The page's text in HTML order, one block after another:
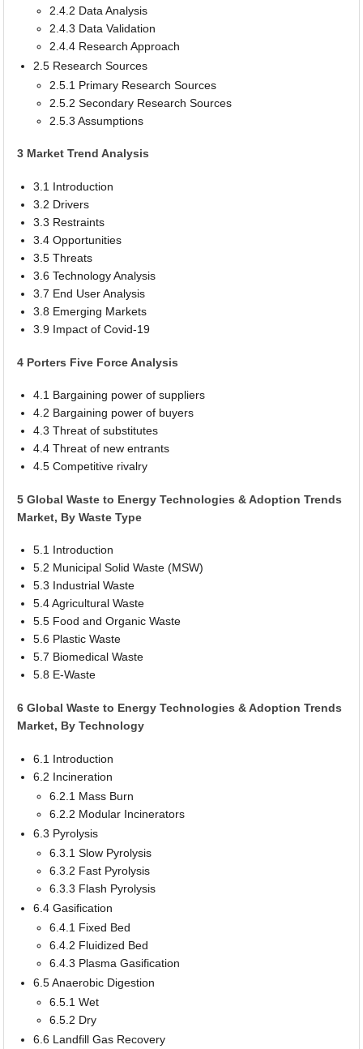
2.4.2 Data Analysis
2.4.3 Data Validation
2.4.4 Research Approach
2.5 Research Sources
2.5.1 Primary Research Sources
2.5.2 Secondary Research Sources
2.5.3 Assumptions
3 Market Trend Analysis
3.1 Introduction
3.2 Drivers
3.3 Restraints
3.4 Opportunities
3.5 Threats
3.6 Technology Analysis
3.7 End User Analysis
3.8 Emerging Markets
3.9 Impact of Covid-19
4 Porters Five Force Analysis
4.1 Bargaining power of suppliers
4.2 Bargaining power of buyers
4.3 Threat of substitutes
4.4 Threat of new entrants
4.5 Competitive rivalry
5 Global Waste to Energy Technologies & Adoption Trends
Market, By Waste Type
5.1 Introduction
5.2 Municipal Solid Waste (MSW)
5.3 Industrial Waste
5.4 Agricultural Waste
5.5 Food and Organic Waste
5.6 Plastic Waste
5.7 Biomedical Waste
5.8 E-Waste
6 Global Waste to Energy Technologies & Adoption Trends
Market, By Technology
6.1 Introduction
6.2 Incineration
6.2.1 Mass Burn
6.2.2 Modular Incinerators
6.3 Pyrolysis
6.3.1 Slow Pyrolysis
6.3.2 Fast Pyrolysis
6.3.3 Flash Pyrolysis
6.4 Gasification
6.4.1 Fixed Bed
6.4.2 Fluidized Bed
6.4.3 Plasma Gasification
6.5 Anaerobic Digestion
6.5.1 Wet
6.5.2 Dry
6.6 Landfill Gas Recovery